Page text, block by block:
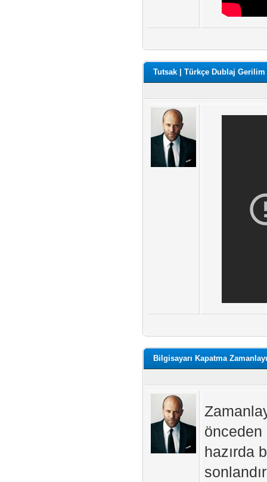
Tutsak | Türkçe Dublaj
Bilgisayarı Kapatma
önceden
hazırda